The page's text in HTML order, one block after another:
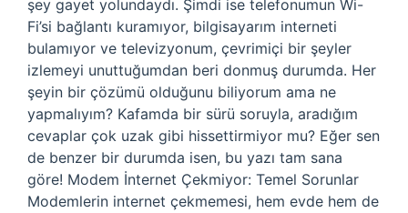
şey gayet yolundaydı. Şimdi ise telefonumun Wi-
Fi’si bağlantı kuramıyor, bilgisayarım interneti
bulamıyor ve televizyonum, çevrimiçi bir şeyler
izlemeyi unuttuğumdan beri donmuş durumda. Her
şeyin bir çözümü olduğunu biliyorum ama ne
yapmalıyım? Kafamda bir sürü soruyla, aradığım
cevaplar çok uzak gibi hissettirmiyor mu? Eğer sen
de benzer bir durumda isen, bu yazı tam sana
göre! Modem İnternet Çekmiyor: Temel Sorunlar
Modemlerin internet çekmemesi, hem evde hem de